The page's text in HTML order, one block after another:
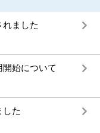
ました
始について
した